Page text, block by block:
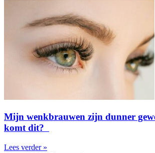
Mijn wenkbrauwen zijn dunner
komt dit?
Lees verder »